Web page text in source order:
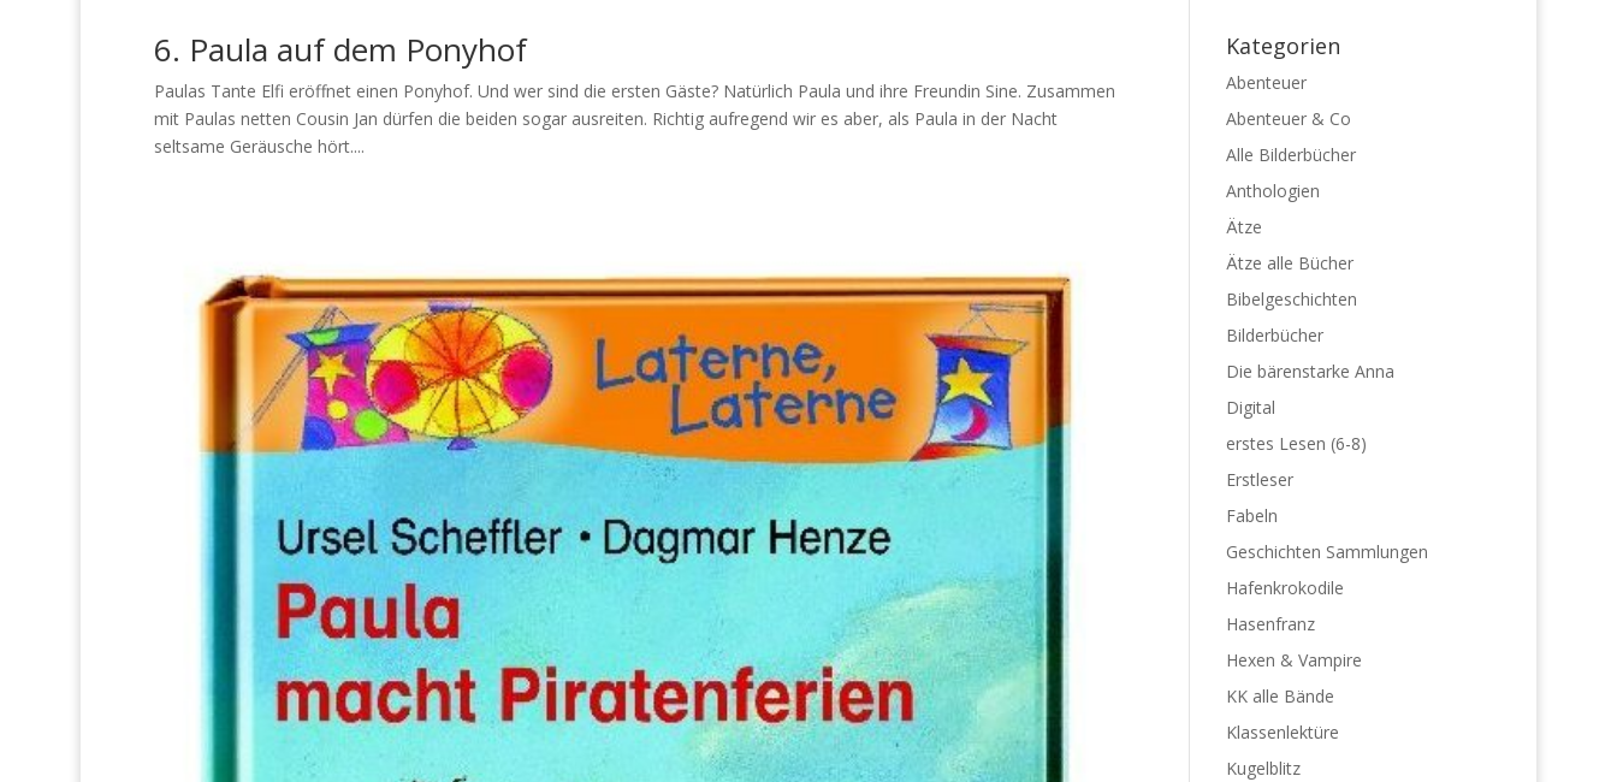
6. Paula auf dem Ponyhof
Paulas Tante Elfi eröffnet einen Ponyhof. Und wer sind die ersten Gäste? Natürlich Paula und ihre Freundin Sine. Zusammen
mit Paulas netten Cousin Jan dürfen die beiden sogar ausreiten. Richtig aufregend wir es aber, als Paula in der Nacht
seltsame Geräusche hört....
Kategorien
Abenteuer
Abenteuer & Co
Alle Bilderbücher
Anthologien
Ätze
Ätze alle Bücher
Bibelgeschichten
Bilderbücher
Die bärenstarke Anna
Digital
erstes Lesen (6-8)
Erstleser
Fabeln
Geschichten Sammlungen
Hafenkrokodile
Hasenfranz
Hexen & Vampire
KK alle Bände
Klassenlektüre
Kugelblitz